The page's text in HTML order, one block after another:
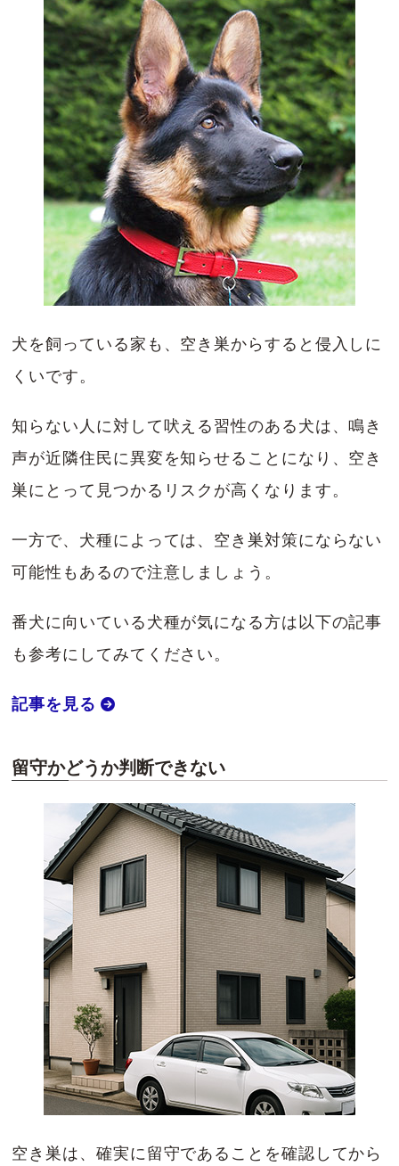
犬を飼っている家も、空き巣からすると侵入しに
くいです。
知らない人に対して吠える習性のある犬は、鳴き
声が近隣住民に異変を知らせることになり、空き
巣にとって見つかるリスクが高くなります。
一方で、犬種によっては、空き巣対策にならない
可能性もあるので注意しましょう。
番犬に向いている犬種が気になる方は以下の記事
も参考にしてみてください。
記事を見る
留守かどうか判断できない
空き巣は、確実に留守であることを確認してから